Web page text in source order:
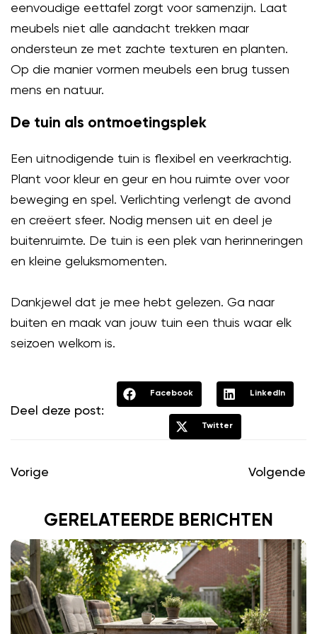
eenvoudige eettafel zorgt voor samenzijn. Laat
meubels niet alle aandacht trekken maar
ondersteun ze met zachte texturen en planten.
Op die manier vormen meubels een brug tussen
mens en natuur.
De tuin als ontmoetingsplek
Een uitnodigende tuin is flexibel en veerkrachtig.
Plant voor kleur en geur en hou ruimte over voor
beweging en spel. Verlichting verlengt de avond
en creëert sfeer. Nodig mensen uit en deel je
buitenruimte. De tuin is een plek van herinneringen
en kleine geluksmomenten.
Dankjewel dat je mee hebt gelezen. Ga naar
buiten en maak van jouw tuin een thuis waar elk
seizoen welkom is.
Deel deze post:
Facebook LinkedIn
Twitter
Vorige Volgende
GERELATEERDE BERICHTEN